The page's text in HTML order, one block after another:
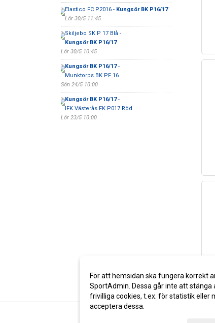
Elastico FC P2016 - Kungsör BK P16/17
Lör 30/5 11:45
Skiljebo SK P 17 Blå -
Kungsör BK P16/17
Lör 30/5 10:45
Kungsör BK P16/17-
Munktorps BK PF 16
Sön 24/5 10:00
Kungsör BK P16/17-
IFK Västerås FK P017 Röd
Lör 23/5 10:00
För att hemsidan ska fungera korrekt
SportAdmin. Dessa går inte att stänga
frivilliga cookies, t.ex. för statistik eller
acceptera dessa.